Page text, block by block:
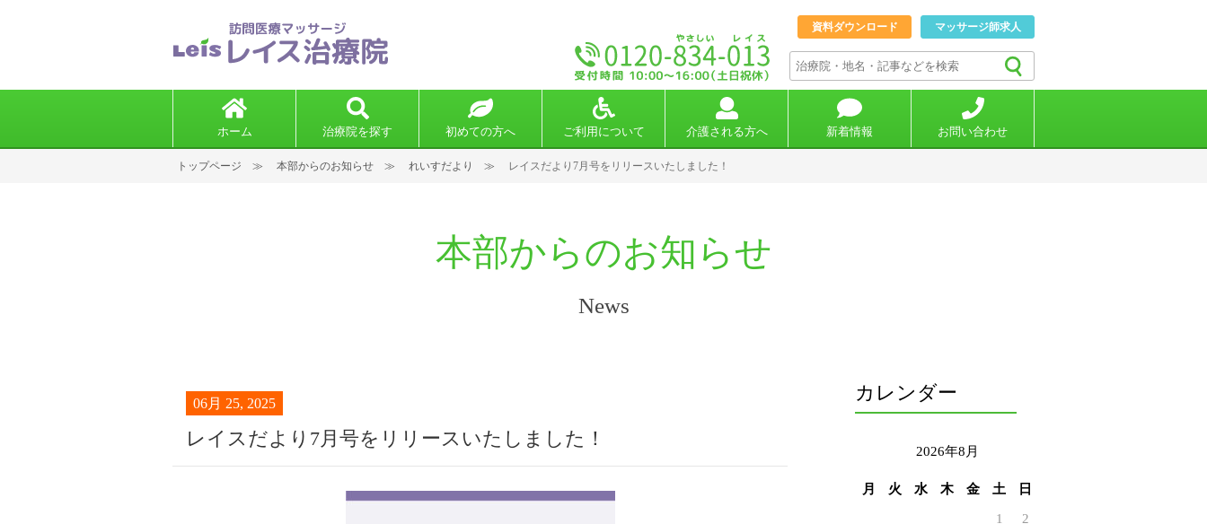
資料ダウンロード マッサージ師求人
ホーム 治療院を探す 初めての方へ ご利用について 介護される方へ 新着情報 お問い合わせ
トップページ 本部からのお知らせ れいすだより レイスだより7月号をリリースいたしました！
本部からのお知らせ
News
06月 25, 2025
レイスだより7月号をリリースいたしました！
カレンダー
2026年8月
月 火 水 木 金 土 日
1
2